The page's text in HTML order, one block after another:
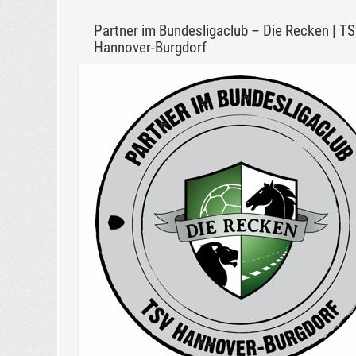
Partner im Bundesligaclub – Die Recken |
Hannover-Burgdorf